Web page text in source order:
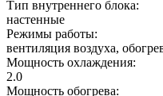
Тип внутреннего блока:
настенные
Режимы работы:
вентиляция воздуха,
Мощность охлаждения:
2.0
Мощность обогрева: